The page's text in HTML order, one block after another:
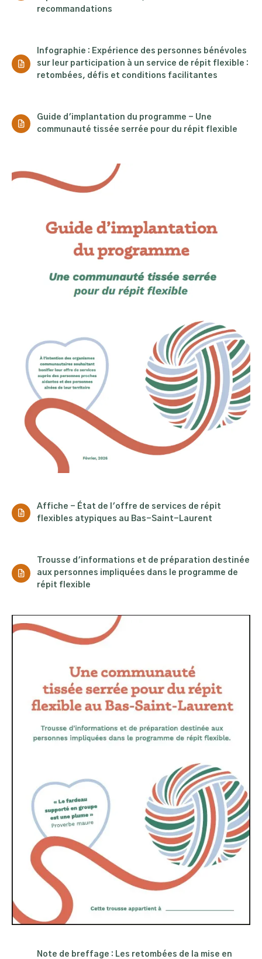
recommandations
Infographie : Expérience des personnes bénévoles
sur leur participation à un service de répit flexible :
retombées, défis et conditions facilitantes
Guide d'implantation du programme - Une
communauté tissée serrée pour du répit flexible
Affiche - État de l'offre de services de répit
flexibles atypiques au Bas-Saint-Laurent
Trousse d'informations et de préparation destinée
aux personnes impliquées dans le programme de
répit flexible
Note de breffage : Les retombées de la mise en